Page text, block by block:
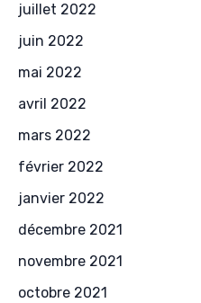
juillet 2022
juin 2022
mai 2022
avril 2022
mars 2022
février 2022
janvier 2022
décembre 2021
novembre 2021
octobre 2021